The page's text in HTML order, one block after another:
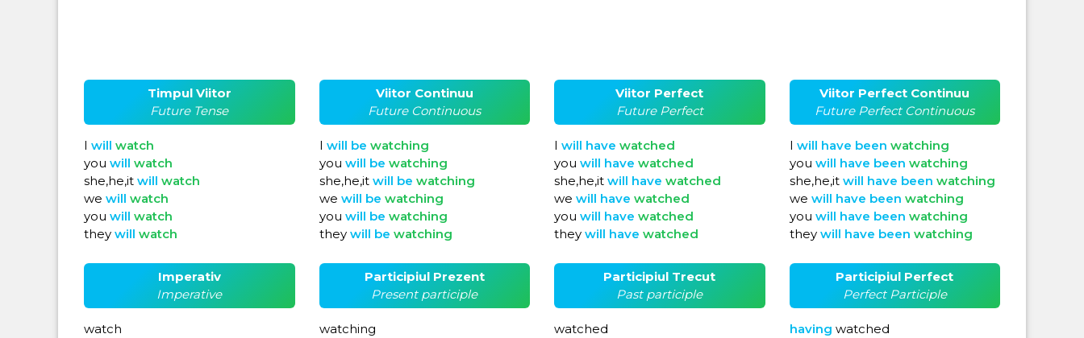
Timpul Viitor
Future Tense
I will watch
you will watch
she,he,it will watch
we will watch
you will watch
they will watch
Viitor Continuu
Future Continuous
I will be watching
you will be watching
she,he,it will be watching
we will be watching
you will be watching
they will be watching
Viitor Perfect
Future Perfect
I will have watched
you will have watched
she,he,it will have watched
we will have watched
you will have watched
they will have watched
Viitor Perfect Continuu
Future Perfect Continuous
I will have been watching
you will have been watching
she,he,it will have been watching
we will have been watching
you will have been watching
they will have been watching
Imperativ
Imperative
watch
Participiul Prezent
Present participle
watching
Participiul Trecut
Past participle
watched
Participiul Perfect
Perfect Participle
having watched